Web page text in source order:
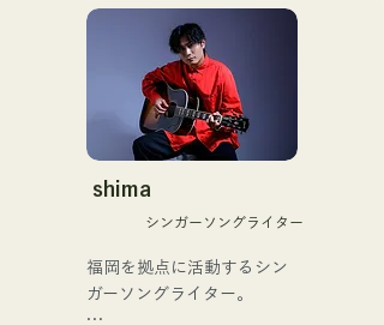
もゴールデンブザーを獲得
した、ノボせもんなべの応
援歌「ゴールデンブザー」
や、アメリカ留学時代の心
友とコライトした本格的カ
ントリーソング「Life Goes
それらの楽曲を揃えた自身
初のフルアルバム「ONE
2025.12.31にリリースし、
iTunesカントリーアルバム
ユニット
コロナ禍に入り、音楽で山
口県を盛り上げたいという
思いからユニットを始動。
当初は動画配信サイトでの
活動のみだったが、2020年
12月より、山口県の地元イ
地元音楽イベントやライブ
ハウスを中心にパフォーマ
ンスをしている。
shima
シンガーソングライター
福岡を拠点に活動するシン
ガーソングライター。